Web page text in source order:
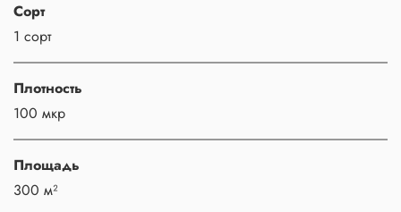
Сорт
1 сорт
Плотность
100 мкр
Площадь
300 м²